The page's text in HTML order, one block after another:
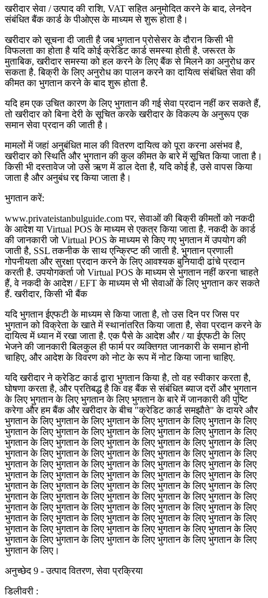
खरीदार सेवा / उत्पाद की राशि, VAT सहित अनुमोदित करने के बाद, लेनदेन
संबंधित बैंक कार्ड के पीओएस के माध्यम से शुरू होता है।
खरीदार को सूचना दी जाती है जब भुगतान प्रोसेसर के दौरान किसी भी
विफलता का होता है यदि कोई क्रेडिट कार्ड समस्या होती है. जरूरत के
मुताबिक, खरीदार समस्या को हल करने के लिए बैंक से मिलने का अनुरोध कर
सकता है. बिक्री के लिए अनुरोध का पालन करने का दायित्व संबंधित सेवा की
कीमत का भुगतान करने के बाद शुरू होता है.
यदि हम एक उचित कारण के लिए भुगतान की गई सेवा प्रदान नहीं कर सकते हैं,
तो खरीदार को बिना देरी के सूचित करके खरीदार के विकल्प के अनुरूप एक
समान सेवा प्रदान की जाती है।
मामलों में जहां अनुबंधित माल की वितरण दायित्व को पूरा करना असंभव है,
खरीदार को स्थिति और भुगतान की कुल कीमत के बारे में सूचित किया जाता है।
किसी भी दस्तावेज जो उसे ऋण में डाल देता है, यदि कोई है, उसे वापस किया
जाता है और अनुबंध रद्द किया जाता है।
भुगतान करें:
www.privateistanbulguide.com पर, सेवाओं की बिक्री कीमतों को नकदी
के आदेश या Virtual POS के माध्यम से एकत्र किया जाता है. नकदी के कार्ड
की जानकारी जो Virtual POS के माध्यम से किए गए भुगतान में उपयोग की
जाती है, SSL तकनीक के साथ एन्क्रिप्ट की जाती है. भुगतान प्रणाली
गोपनीयता और सुरक्षा प्रदान करने के लिए आवश्यक बुनियादी ढांचे प्रदान
करती है. उपयोगकर्ता जो Virtual POS के माध्यम से भुगतान नहीं करना चाहते
हैं, वे नकदी के आदेश / EFT के माध्यम से भी सेवाओं के लिए भुगतान कर सकते
हैं. खरीदार, किसी भी बैंक
यदि भुगतान ईएफटी के माध्यम से किया जाता है, तो उस दिन पर जिस पर
भुगतान को विक्रेता के खाते में स्थानांतरित किया जाता है, सेवा प्रदान करने के
दायित्व में ध्यान में रखा जाता है. एक पैसे के आदेश और / या ईएफटी के लिए
भेजने की जानकारी बिलकुल ही फार्म पर व्यक्तिगत जानकारी के समान होनी
चाहिए, और आदेश के विवरण को नोट के रूप में नोट किया जाना चाहिए.
यदि खरीदार ने क्रेडिट कार्ड द्वारा भुगतान किया है, तो वह स्वीकार करता है,
घोषणा करता है, और प्रतिबद्ध है कि वह बैंक से संबंधित ब्याज दरों और भुगतान
के लिए भुगतान के लिए भुगतान के लिए भुगतान के बारे में जानकारी की पुष्टि
करेगा और हम बैंक और खरीदार के बीच "क्रेडिट कार्ड समझौते" के दायरे और
भुगतान के लिए भुगतान के लिए भुगतान के लिए भुगतान के लिए भुगतान के लिए
भुगतान के लिए भुगतान के लिए भुगतान के लिए भुगतान के लिए भुगतान के लिए
भुगतान के लिए भुगतान के लिए भुगतान के लिए भुगतान के लिए भुगतान के लिए
भुगतान के लिए भुगतान के लिए भुगतान के लिए भुगतान के लिए भुगतान के लिए
भुगतान के लिए भुगतान के लिए भुगतान के लिए भुगतान के लिए भुगतान के लिए
भुगतान के लिए भुगतान के लिए भुगतान के लिए भुगतान के लिए भुगतान के लिए
भुगतान के लिए भुगतान के लिए भुगतान के लिए भुगतान के लिए भुगतान के लिए
भुगतान के लिए भुगतान के लिए भुगतान के लिए भुगतान के लिए भुगतान के लिए
भुगतान के लिए भुगतान के लिए भुगतान के लिए भुगतान के लिए भुगतान के लिए
भुगतान के लिए भुगतान के लिए भुगतान के लिए भुगतान के लिए भुगतान के लिए
भुगतान के लिए भुगतान के लिए भुगतान के लिए भुगतान के लिए भुगतान के लिए
भुगतान के लिए भुगतान के लिए भुगतान के लिए भुगतान के लिए भुगतान के लिए
भुगतान के लिए।
अनुच्छेद 9 - उत्पाद वितरण, सेवा प्रक्रिया
डिलीवरी :